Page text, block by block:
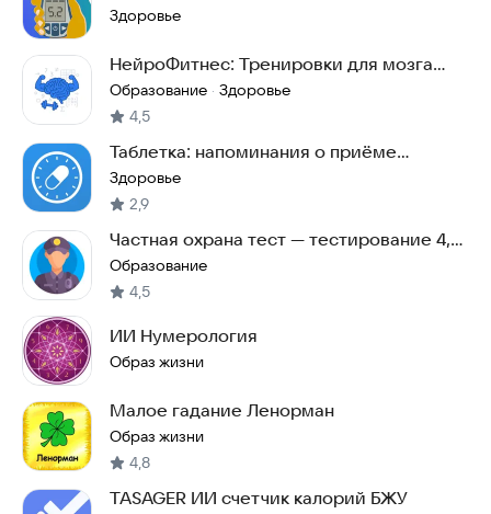
Здоровье
НейроФитнес: Тренировки для мозга
дома
Образование · Здоровье
4,5
Таблетка: напоминания о приёме
лекарств
Здоровье
2,9
Частная охрана тест — тестирование 4,
5, 6 разряда
Образование
4,5
ИИ Нумерология
Образ жизни
Малое гадание Ленорман
Образ жизни
4,8
TASAGER ИИ счетчик калорий БЖУ